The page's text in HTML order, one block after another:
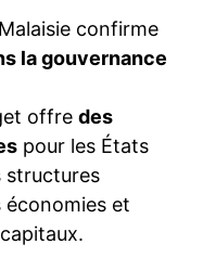
confirme
la gouvernance
offre des
pour les États
structures
et